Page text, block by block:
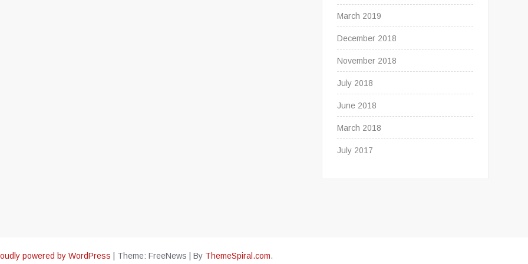
March 2019
December 2018
November 2018
July 2018
June 2018
March 2018
July 2017
powered by WordPress Theme: FreeNews By ThemeSpiral.com.